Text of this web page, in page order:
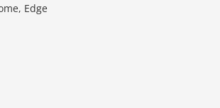
Edge